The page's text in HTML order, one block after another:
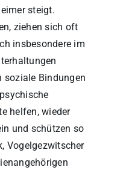
steigt.
ziehen sich oft
insbesondere im
soziale Bindungen
helfen, wieder
und schützen so
Vogelgezwitscher